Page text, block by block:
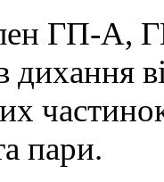
ГП-А,
дихання
пари.